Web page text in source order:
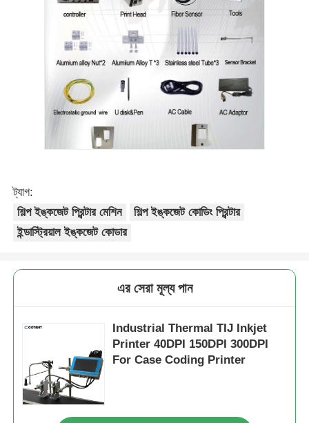
ট্যাগ:
শিল্প ইঙ্কজেট প্রিন্টার মেশিন
শিল্প ইঙ্কজেট কোডিং প্রিন্টার
ইন্ডাস্ট্রিয়াল ইঙ্কজেট কোডার
এর সেরা মূল্য পান
Industrial Thermal TIJ Inkjet
Printer 40DPI 150DPI 300DPI
For Case Coding Printer